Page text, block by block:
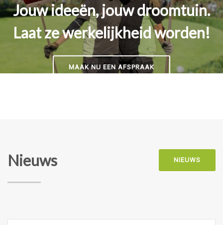
Jouw ideeën, jouw droomtuin.
Laat ze werkelijkheid worden!
MAAK NU EEN AFSPRAAK
NIEUWS
Nieuws